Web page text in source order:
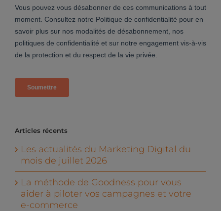
Articles récents
Les actualités du Marketing Digital du
mois de juillet 2026
La méthode de Goodness pour vous
aider à piloter vos campagnes et votre
e-commerce